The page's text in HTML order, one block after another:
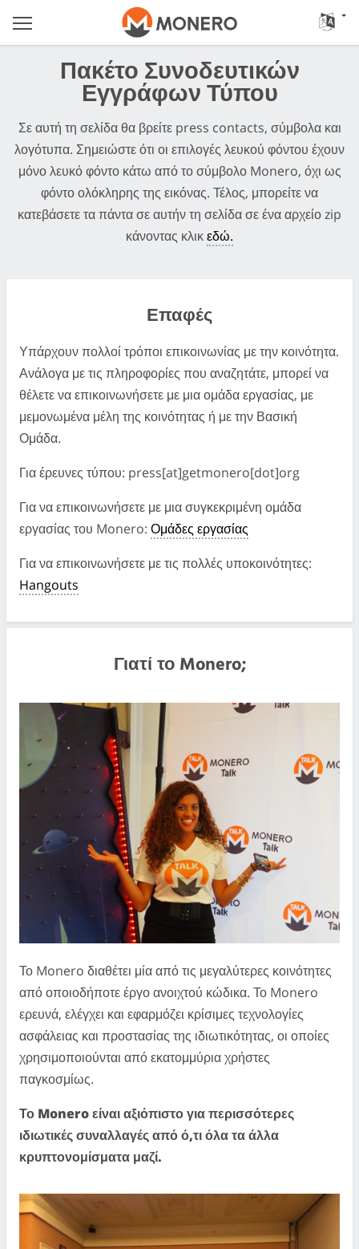
Πακέτο Συνοδευτικών
Εγγράφων Τύπου
Σε αυτή τη σελίδα θα βρείτε press contacts, σύμβολα και
λογότυπα. Σημειώστε ότι οι επιλογές λευκού φόντου έχουν
μόνο λευκό φόντο κάτω από το σύμβολο Monero, όχι ως
φόντο ολόκληρης της εικόνας. Τέλος, μπορείτε να
κατεβάσετε τα πάντα σε αυτήν τη σελίδα σε ένα αρχείο zip
κάνοντας κλικεδώ.
Επαφές
Υπάρχουν πολλοί τρόποι επικοινωνίας με την κοινότητα.
Ανάλογα με τις πληροφορίες που αναζητάτε, μπορεί να
θέλετε να επικοινωνήσετε με μια ομάδα εργασίας, με
μεμονωμένα μέλη της κοινότητας ή με την Βασική
Ομάδα.
Για έρευνες τύπου: press[at]getmonero[dot]org
Για να επικοινωνήσετε με μια συγκεκριμένη ομάδα
εργασίας του Monero: Ομάδες εργασίας
Για να επικοινωνήσετε με τις πολλές υποκοινότητες:
Hangouts
Γιατί το Monero;
Το Monero διαθέτει μία από τις μεγαλύτερες κοινότητες
από οποιοδήποτε έργο ανοιχτού κώδικα. Το Monero
ερευνά, ελέγχει και εφαρμόζει κρίσιμες τεχνολογίες
ασφάλειας και προστασίας της ιδιωτικότητας, οι οποίες
χρησιμοποιούνται από εκατομμύρια χρήστες
παγκοσμίως.
Το Monero είναι αξιόπιστο για περισσότερες
ιδιωτικές συναλλαγές από ό,τι όλα τα άλλα
κρυπτονομίσματα μαζί.